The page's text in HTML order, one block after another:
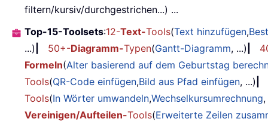
filtern/kursiv/durchgestrichen...) ...
Top-15-Toolsets:12-Text-Tools(Text hinzufügen,
...)
50+-Diagramm-Typen(Gantt-Diagramm, ...)
Formeln(Alter basierend auf dem Geburtstag
Tools(QR-Code einfügen,Bild aus Pfad einfügen, ...)
Tools(In Wörter umwandeln,Wechselkursumrechnung
Vereinigen/Aufteilen-Tools(Erweiterte Zeilen